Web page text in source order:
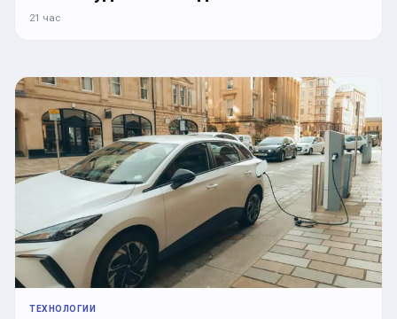
21 час
ТЕХНОЛОГИИ